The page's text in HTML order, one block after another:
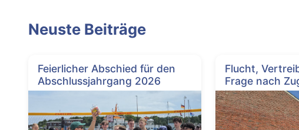
Neuste Beiträge
Feierlicher Abschied für den
Abschlussjahrgang 2026
Flucht,
Frage nach